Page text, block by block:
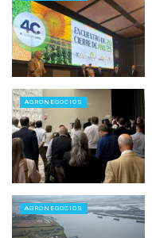
AGRONEGOCIOS
AGRONEGOCIOS